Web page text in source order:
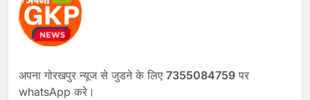
अपना गोरखपुर न्यूज से जुडने के लिए 7355084759 पर
whatsApp करे।